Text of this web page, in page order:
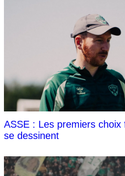
ASSE : Les premiers
se dessinent